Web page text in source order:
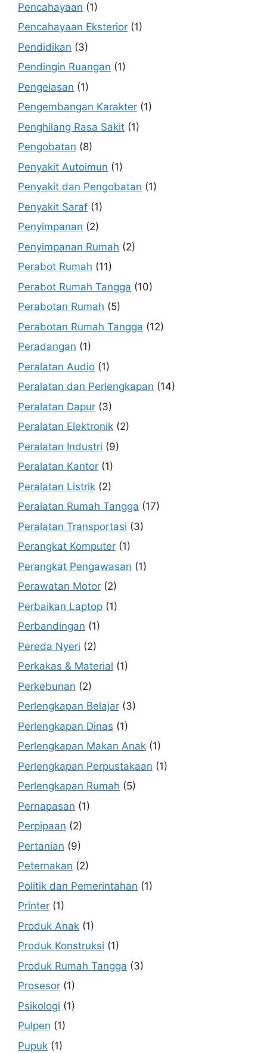
Pencahayaan (1)
Pencahayaan Eksterior (1)
Pendidikan (3)
Pendingin Ruangan (1)
Pengelasan (1)
Pengembangan Karakter (1)
Penghilang Rasa Sakit (1)
Pengobatan (8)
Penyakit Autoimun (1)
Penyakit dan Pengobatan (1)
Penyakit Saraf (1)
Penyimpanan (2)
Penyimpanan Rumah (2)
Perabot Rumah (11)
Perabot Rumah Tangga (10)
Perabotan Rumah (5)
Perabotan Rumah Tangga (12)
Peradangan (1)
Peralatan Audio (1)
Peralatan dan Perlengkapan (14)
Peralatan Dapur (3)
Peralatan Elektronik (2)
Peralatan Industri (9)
Peralatan Kantor (1)
Peralatan Listrik (2)
Peralatan Rumah Tangga (17)
Peralatan Transportasi (3)
Perangkat Komputer (1)
Perangkat Pengawasan (1)
Perawatan Motor (2)
Perbaikan Laptop (1)
Perbandingan (1)
Pereda Nyeri (2)
Perkakas & Material (1)
Perkebunan (2)
Perlengkapan Belajar (3)
Perlengkapan Dinas (1)
Perlengkapan Makan Anak (1)
Perlengkapan Perpustakaan (1)
Perlengkapan Rumah (5)
Pernapasan (1)
Perpipaan (2)
Pertanian (9)
Peternakan (2)
Politik dan Pemerintahan (1)
Printer (1)
Produk Anak (1)
Produk Konstruksi (1)
Produk Rumah Tangga (3)
Prosesor (1)
Psikologi (1)
Pulpen (1)
Pupuk (1)